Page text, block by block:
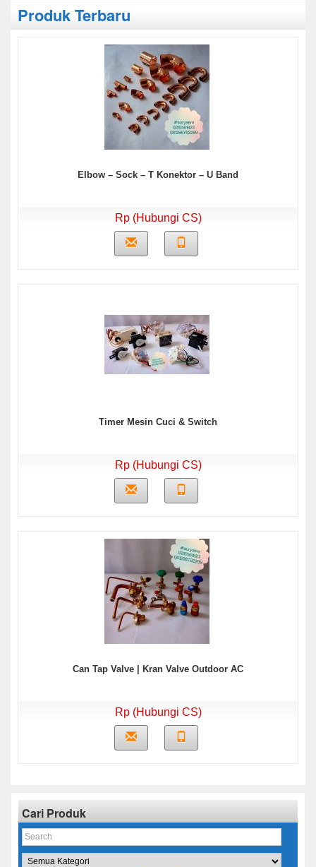
Produk Terbaru
Elbow – Sock – T Konektor – U Band
Rp (Hubungi CS)
Timer Mesin Cuci & Switch
Rp (Hubungi CS)
Can Tap Valve | Kran Valve Outdoor AC
Rp (Hubungi CS)
Cari Produk